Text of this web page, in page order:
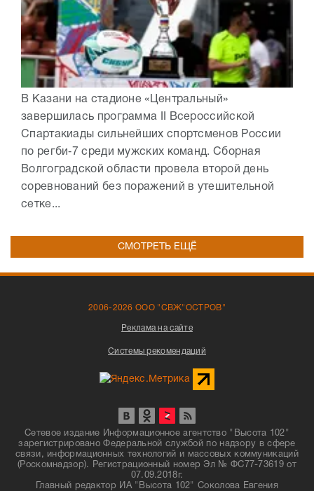
В Казани на стадионе «Центральный»
завершилась программа II Всероссийской
Спартакиады сильнейших спортсменов России
по регби‑7 среди мужских команд. Сборная
Волгоградской области провела второй день
соревнований без поражений в утешительной
сетке...
СМОТРЕТЬ ЕЩЁ
2006-2026 ООО "СВЖ"ОСТРОВ"
Реклама на сайте
Системы рекомендаций
Сетевое издание Информационное агентство "Высота 102"
зарегистрировано Федеральной службой по надзору в сфере
связи, информационных технологий и массовых коммуникаций
(Роскомнадзор). Регистрационный номер Эл № ФС77-73619 от
07.09.2018г.
Главный редактор ИА "Высота 102" Соколова Евгения